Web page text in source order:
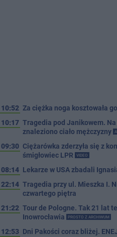
10:52 Za ciężka noga kosztowała
10:17 Tragedia pod Janikowem.
znaleziono ciało mężczyzny
09:30 Ciężarówka zderzyła się z
śmigłowiec LPR
VIDEO
08:14 Lekarze w USA zbadali
22:14 Tragedia przy ul. Mieszka I.
czwartego piętra
21:22 Tour de Pologne. Tak 21 lat
Inowrocławia
PROSTO Z ARCHIWUM
12:53 Dni Pakości coraz bliżej.